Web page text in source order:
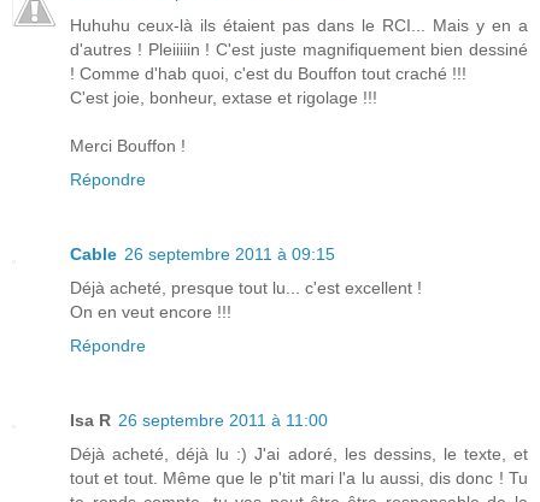
Huhuhu ceux-là ils étaient pas dans le RCI... Mais y en a
d'autres ! Pleiiiiin ! C'est juste magnifiquement bien dessiné
! Comme d'hab quoi, c'est du Bouffon tout craché !!!
C'est joie, bonheur, extase et rigolage !!!
Merci Bouffon !
Répondre
Cable 26 septembre 2011 à 09:15
Déjà acheté, presque tout lu... c'est excellent !
On en veut encore !!!
Répondre
Isa R 26 septembre 2011 à 11:00
Déjà acheté, déjà lu :) J'ai adoré, les dessins, le texte, et
tout et tout. Même que le p'tit mari l'a lu aussi, dis donc ! Tu